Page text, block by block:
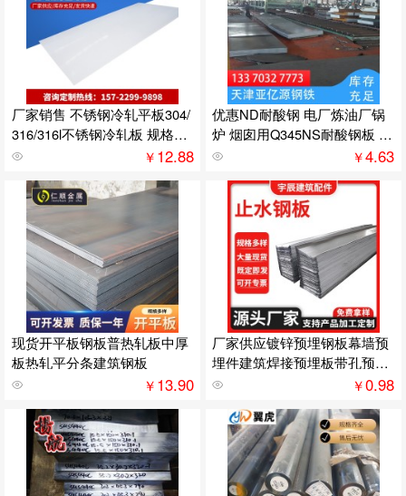
厂家销售 不锈钢冷轧平板304/
316/316l不锈钢冷轧板 规格多
样
￥12.88
优惠ND耐酸钢 电厂炼油厂锅
炉 烟囱用Q345NS耐酸钢板 Q
315NS钢板
￥4.63
现货开平板钢板普热轧板中厚
板热轧平分条建筑钢板
￥13.90
厂家供应镀锌预埋钢板幕墙预
埋件建筑焊接预埋板带孔预埋
钢板配件
￥0.98